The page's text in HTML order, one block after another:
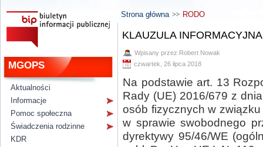
MGOPS
Aktualności
Informacje
Pomoc społeczna
Świadczenia rodzinne
KDR
Strona główna RODO
KLAUZULA INFORMACYJNA
Wpisany przez Robert Nowak
czwartek, 26 lipca 2018
Na podstawie art. 13
Rady (UE) 2016/679 z
osób fizycznych w
w sprawie swobodnego
dyrektywy 95/46/WE